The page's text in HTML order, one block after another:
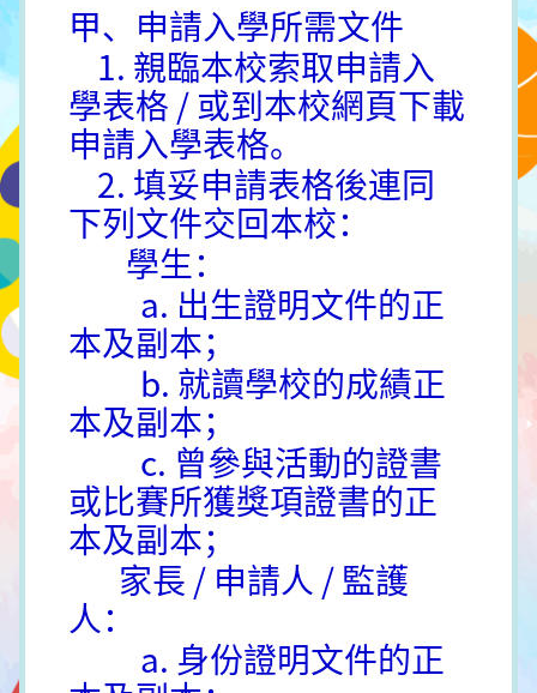
甲、申請入學所需文件
1. 親臨本校索取申請入
學表格 / 或到本校網頁下載
申請入學表格。
2. 填妥申請表格後連同
下列文件交回本校：
學生：
a. 出生證明文件的正
本及副本；
b. 就讀學校的成績正
本及副本；
c. 曾參與活動的證書
或比賽所獲獎項證書的正
本及副本；
家長 / 申請人 / 監護
人：
a. 身份證明文件的正